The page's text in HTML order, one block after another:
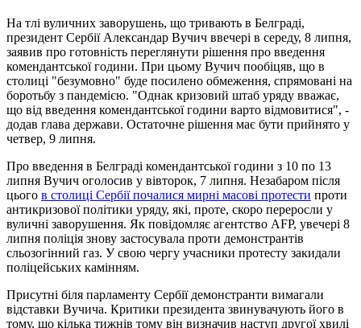
На тлі вуличних заворушень, що тривають в Белграді,
президент Сербії Александар Вучич ввечері в середу, 8 липня,
заявив про готовність переглянути рішення про введення
комендантської години. При цьому Вучич пообіцяв, що в
столиці "безумовно" буде посилено обмеження, спрямовані на
боротьбу з пандемією. "Однак кризовий штаб уряду вважає,
що від введення комендантської години варто відмовитися", -
додав глава держави. Остаточне рішення має бути прийнято у
четвер, 9 липня.
Про введення в Белграді комендантської години з 10 по 13
липня Вучич оголосив у вівторок, 7 липня. Незабаром після
цього в столиці Сербії почалися мирні масові протести проти
антикризової політики уряду, які, проте, скоро переросли у
вуличні заворушення. Як повідомляє агентство AFP, увечері 8
липня поліція знову застосувала проти демонстрантів
сльозогінний газ. У свою чергу учасники протесту закидали
поліцейських камінням.
Присутні біля парламенту Сербії демонстранти вимагали
відставки Вучича. Критики президента звинувачують його в
тому, що кілька тижнів тому він визначив наступ другої хвилі